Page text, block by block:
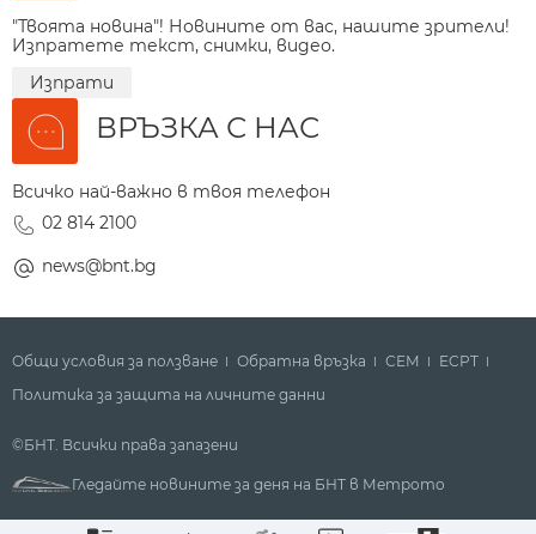
"Твоята новина"! Новините от вас, нашите зрители!
Изпратете текст, снимки, видео.
Изпрати
ВРЪЗКА С НАС
Всичко най-важно в твоя телефон
02 814 2100
news@bnt.bg
Общи условия за ползване Обратна връзка СЕМ
ECPT
Политика за защита на личните данни
©БНТ. Всички права запазени
Гледайте новините за деня на БНТ в Метрото